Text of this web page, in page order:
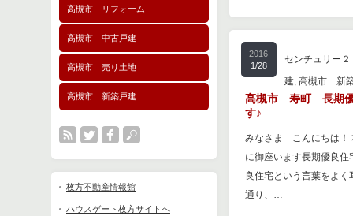
高槻市 リフォーム
高槻市 中古戸建
高槻市 売り土地
高槻市 新築戸建
枚方不動産情報館
ハウスゲート枚方サイトへ
2016
1/28
センチュリー
建, 高槻市 新
高槻市 寿町 長期優
す♪
みなさま こんにちは
に御座います長期優良
良住宅という言葉をよ
通り、…